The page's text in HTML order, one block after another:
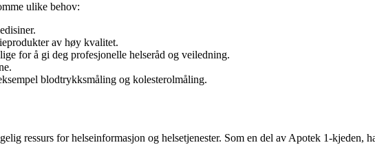
ulike behov:
av høy kvalitet.
for å gi deg profesjonelle helseråd og veiledning.
blodtrykksmåling og kolesterolmåling.
ressurs for helseinformasjon og helsetjenester. Som en del av Apotek 1-kjeden,